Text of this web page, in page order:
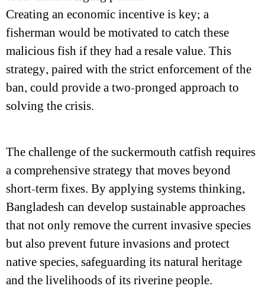
Creating an economic incentive is key; a
fisherman would be motivated to catch these
malicious fish if they had a resale value. This
strategy, paired with the strict enforcement of the
ban, could provide a two-pronged approach to
solving the crisis.
The challenge of the suckermouth catfish requires
a comprehensive strategy that moves beyond
short-term fixes. By applying systems thinking,
Bangladesh can develop sustainable approaches
that not only remove the current invasive species
but also prevent future invasions and protect
native species, safeguarding its natural heritage
and the livelihoods of its riverine people.